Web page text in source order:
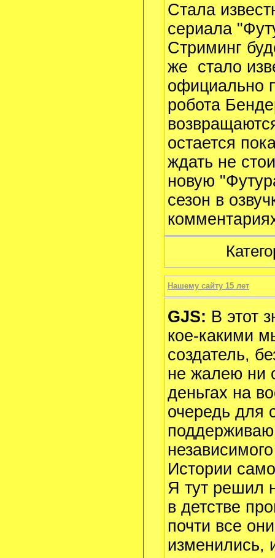
Стала
сериала
Стриминг
же стало
официально
робота
остается
ждать не
новую
сезон в
Нашему сайту 15 лет
GJS: В этот
кое-какими
создатель,
не жалею ни
деньгах на
очередь для
поддерживаю
Истории
Я тут решил
в детстве
почти все
изменились,